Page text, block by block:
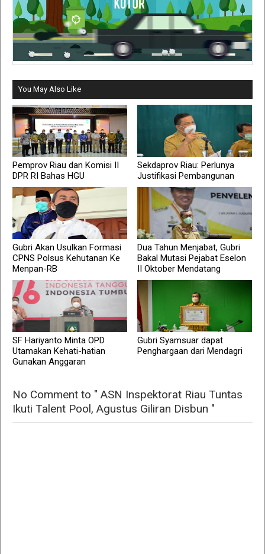
You May Also Like
Pemprov Riau dan Komisi II
DPR RI Bahas HGU
Sekdaprov Riau: Perlunya
Justifikasi Pembangunan
Gubri Akan Usulkan Formasi
CPNS Polsus Kehutanan Ke
Menpan-RB
Dua Tahun Menjabat, Gubri
Bakal Mutasi Pejabat Eselon
II Oktober Mendatang
SF Hariyanto Minta OPD
Utamakan Kehati-hatian
Gunakan Anggaran
Gubri Syamsuar dapat
Penghargaan dari Mendagri
No Comment to " ASN Inspektorat Riau Tuntas
Ikuti Talent Pool, Agustus Giliran Disbun "